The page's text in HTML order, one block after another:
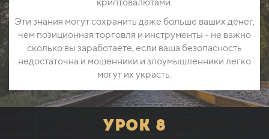
криптовалютами.
Эти знания могут сохранить даже больше ваших денег,
чем позиционная торговля и инструменты - не важно
сколько вы заработаете, если ваша безопасность
недостаточна и мошенники и злоумышленники легко
могут их украсть.
урок 8